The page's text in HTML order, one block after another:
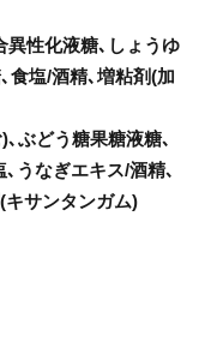
異性化液糖､しょうゆ
食塩/酒精､増粘剤(加
､ぶどう糖果糖液糖､
うなぎエキス/酒精､
キサンタンガム)